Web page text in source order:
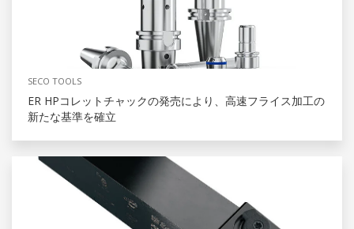
SECO TOOLS
ER HPコレットチャックの発売により、高速フライス加工の
新たな基準を確立